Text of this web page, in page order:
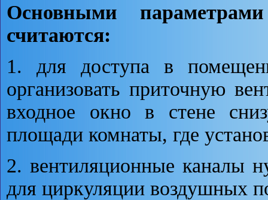
Основными параметрами
считаются:
1. для доступа в
организовать приточную
входное окно в стене
площади комнаты, где
2. вентиляционные каналы
для циркуляции воздушных